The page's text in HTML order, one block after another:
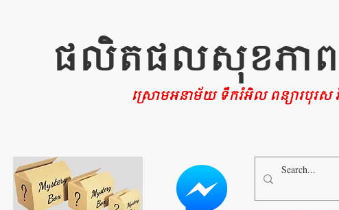
ផលិតផលសុខភាពផ្
ស្រោមអនាម័យ ទឹករំអិល ពន្យារបុរស